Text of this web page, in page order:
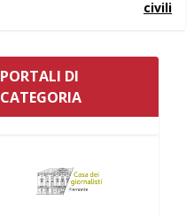
civili
PORTALI DI
CATEGORIA